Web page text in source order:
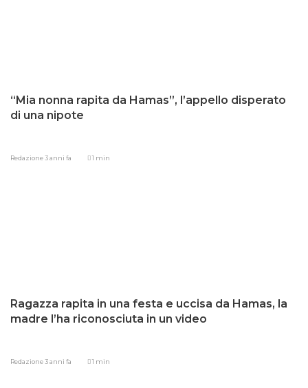
“Mia nonna rapita da Hamas”, l’appello disperato
di una nipote
Redazione3 anni fa 1 min
Ragazza rapita in una festa e uccisa da Hamas, la
madre l’ha riconosciuta in un video
Redazione3 anni fa 1 min